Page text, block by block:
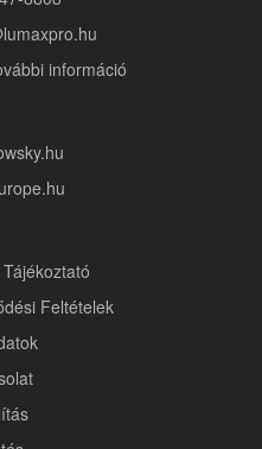
információ
Feltételek